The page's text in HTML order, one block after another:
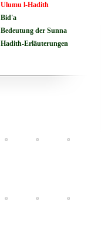
Ulumu l-Hadith
Bid'a
Bedeutung der Sunna
Hadith-Erläuterungen